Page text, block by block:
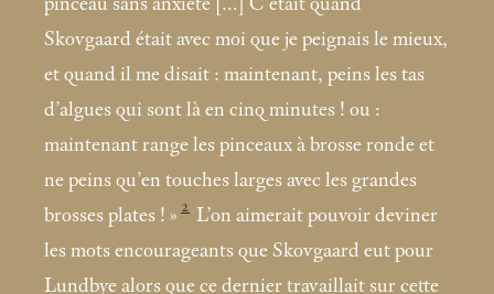
Skovgaard était avec moi que je peignais le mieux,
et quand il me disait : maintenant, peins les tas
d’algues qui sont là en cinq minutes ! ou :
maintenant range les pinceaux à brosse ronde et
ne peins qu’en touches larges avec les grandes
brosses plates ! » 2 L’on aimerait pouvoir deviner
les mots encourageants que Skovgaard eut pour
Lundbye alors que ce dernier travaillait sur cette